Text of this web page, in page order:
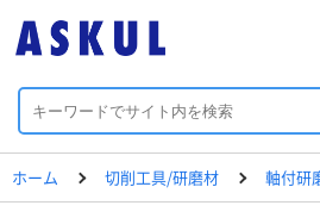
ホーム 切削工具/研磨材 軸付研